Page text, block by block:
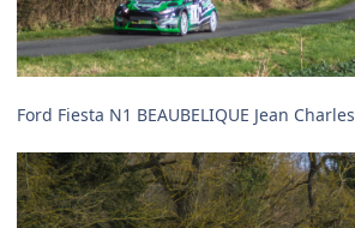
Ford Fiesta N1 BEAUBELIQUE Jean